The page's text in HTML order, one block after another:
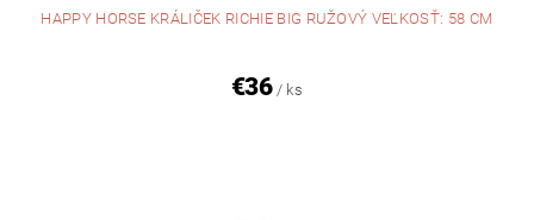
HAPPY HORSE KRÁLIČEK RICHIE BIG RUŽOVÝ VEĽKOSŤ: 58 CM
€36 / ks